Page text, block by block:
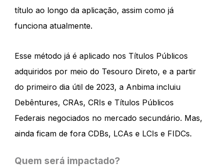
título ao longo da aplicação, assim como já
funciona atualmente.
Esse método já é aplicado nos Títulos Públicos
adquiridos por meio do Tesouro Direto, e a partir
do primeiro dia útil de 2023, a Anbima incluiu
Debêntures, CRAs, CRIs e Títulos Públicos
Federais negociados no mercado secundário. Mas,
ainda ficam de fora CDBs, LCAs e LCIs e FIDCs.
Quem será impactado?